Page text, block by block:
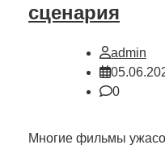
сценария
admin
0
Многие фильмы